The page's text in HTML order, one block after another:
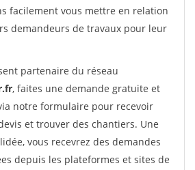
facilement vous mettre en relation
demandeurs de travaux pour leur
partenaire du réseau
, faites une demande gratuite et
notre formulaire pour recevoir
et trouver des chantiers. Une
vous recevrez des demandes
depuis les plateformes et sites de